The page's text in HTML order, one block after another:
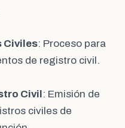
Civiles: Proceso para
de registro civil.
Civil : Emisión de
civiles de